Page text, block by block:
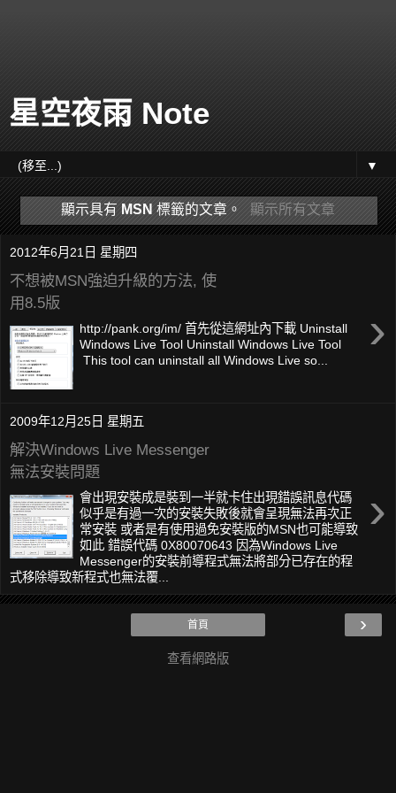
星空夜雨 Note
▼
顯示具有 MSN 標籤的文章。 顯示所有文章
2012年6月21日 星期四
不想被MSN強迫升級的方法, 使
用8.5版
›
http://pank.org/im/ 首先從這網址內下載 Uninstall
Windows Live Tool Uninstall Windows Live Tool
This tool can uninstall all Windows Live so...
2009年12月25日 星期五
解決Windows Live Messenger
無法安裝問題
›
會出現安裝成是裝到一半就卡住出現錯誤訊息代碼
似乎是有過一次的安裝失敗後就會呈現無法再次正
常安裝 或者是有使用過免安裝版的MSN也可能導致
如此 錯誤代碼 0X80070643 因為Windows Live
Messenger的安裝前導程式無法將部分已存在的程
式移除導致新程式也無法覆...
›
首頁
查看網路版